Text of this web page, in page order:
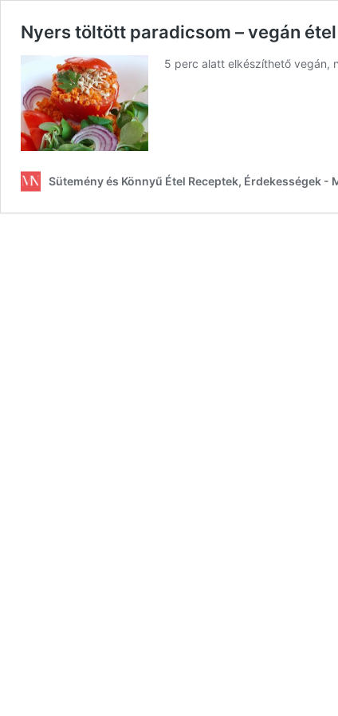
Nyers töltött paradicsom – vegán étel
5 perc alatt elkészíthető vegán,
Sütemény és Könnyű Étel Receptek, Érdekességek -